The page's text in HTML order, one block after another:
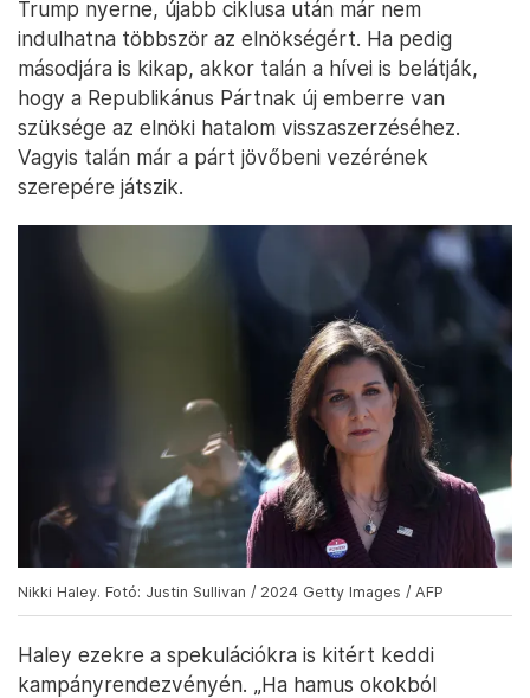
Trump nyerne, újabb ciklusa után már nem
indulhatna többször az elnökségért. Ha pedig
másodjára is kikap, akkor talán a hívei is belátják,
hogy a Republikánus Pártnak új emberre van
szüksége az elnöki hatalom visszaszerzéséhez.
Vagyis talán már a párt jövőbeni vezérének
szerepére játszik.
Nikki Haley. Fotó: Justin Sullivan / 2024 Getty Images / AFP
Haley ezekre a spekulációkra is kitért keddi
kampányrendezvényén. „Ha hamus okokból